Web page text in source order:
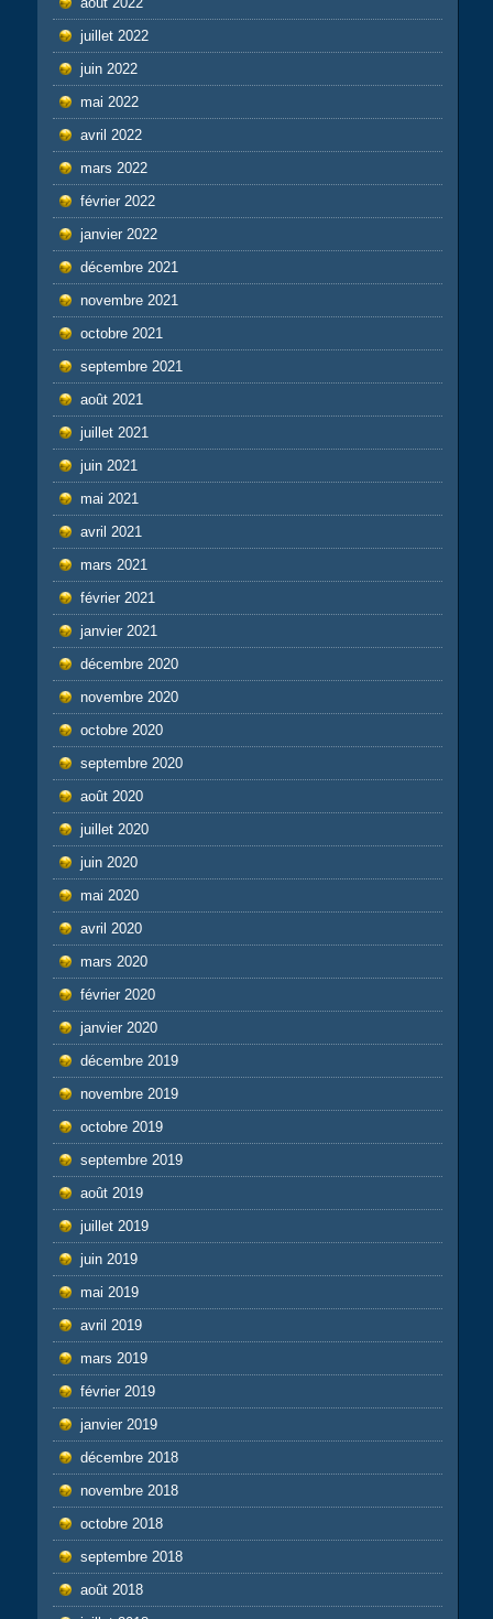
juillet 2022
juin 2022
mai 2022
avril 2022
mars 2022
février 2022
janvier 2022
décembre 2021
novembre 2021
octobre 2021
septembre 2021
août 2021
juillet 2021
juin 2021
mai 2021
avril 2021
mars 2021
février 2021
janvier 2021
décembre 2020
novembre 2020
octobre 2020
septembre 2020
août 2020
juillet 2020
juin 2020
mai 2020
avril 2020
mars 2020
février 2020
janvier 2020
décembre 2019
novembre 2019
octobre 2019
septembre 2019
août 2019
juillet 2019
juin 2019
mai 2019
avril 2019
mars 2019
février 2019
janvier 2019
décembre 2018
novembre 2018
octobre 2018
septembre 2018
août 2018